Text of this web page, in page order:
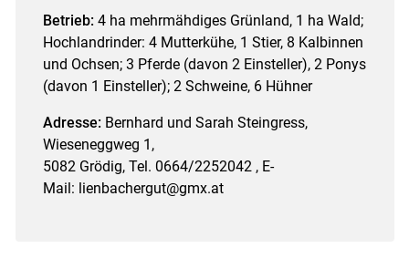
Betrieb: 4 ha mehrmähdiges Grünland, 1 ha Wald;
Hochlandrinder: 4 Mutterkühe, 1 Stier, 8 Kalbinnen
und Ochsen; 3 Pferde (davon 2 Einsteller), 2 Ponys
(davon 1 Einsteller); 2 Schweine, 6 Hühner
Adresse: Bernhard und Sarah Steingress,
Wieseneggweg 1,
5082 Grödig, Tel. 0664/2252042 , E-
Mail: lienbachergut@gmx.at